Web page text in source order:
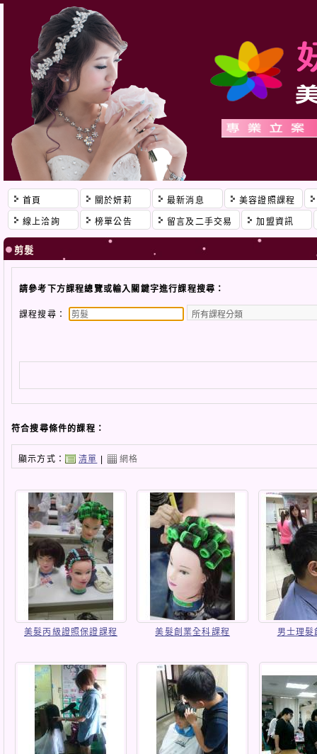
首頁 關於妍莉 最新消息 美容證照課程
線上洽詢 榜單公告 留言及二手交易 加盟資訊
剪髮
請參考下方課程總覽或輸入關鍵字進行課程搜尋：
課程搜尋：
符合搜尋條件的課程：
顯示方式： 清單 | 網格
美髮丙級證照保證課程 美髮創業全科課程 男士理